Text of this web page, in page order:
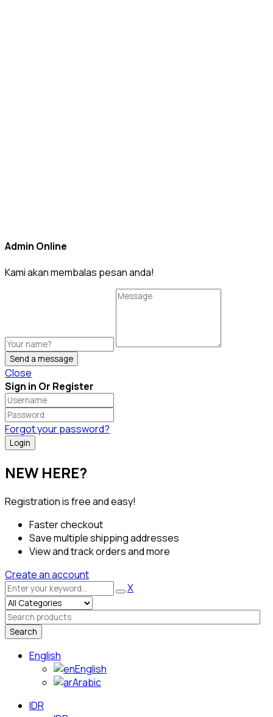
Admin Online
Kami akan membalas pesan anda!
Send a message
Close
Sign in Or Register
Forgot your password?
NEW HERE?
Registration is free and easy!
Faster checkout
Save multiple shipping addresses
View and track orders and more
Create an account
X
Search
English
English
Arabic
IDR